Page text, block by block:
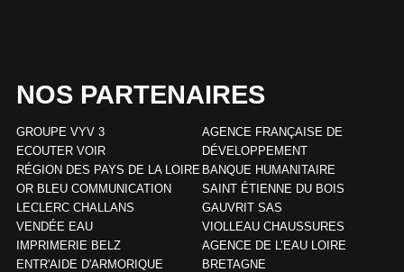
NOS PARTENAIRES
GROUPE VYV 3
ECOUTER VOIR
RÉGION DES PAYS DE LA LOIRE
OR BLEU COMMUNICATION
LECLERC CHALLANS
VENDÉE EAU
IMPRIMERIE BELZ
ENTR'AIDE D'ARMORIQUE
AGENCE FRANÇAISE DE
DÉVELOPPEMENT
BANQUE HUMANITAIRE
SAINT ÉTIENNE DU BOIS
GAUVRIT SAS
VIOLLEAU CHAUSSURES
AGENCE DE L’EAU LOIRE
BRETAGNE